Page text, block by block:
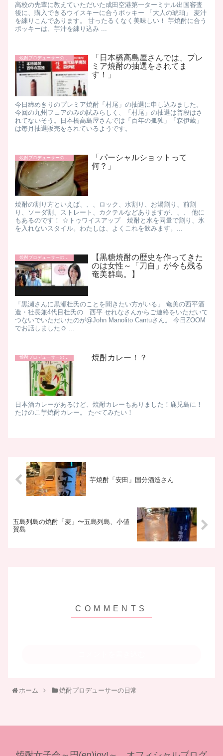
高校の先輩に教えていただいた成田空港第一ターミナル出国審査
後に、購入できるウイスキーに合うポッキー 「大人の琥珀」 麦汁
を練りこんであります。 甘ったるくなく美味しい！ 芋焼酎に合う
ポッキーは、芋汁を練り込み ...
「日本橋高島屋さんでは、プレ
ミア焼酎の抽選をされてま
す！」
今日締めきりのプレミア焼酎「村尾」の抽選に申し込みました。
今回の九州フェアのみの試みらしく、「村尾」の抽選は普段はさ
れてないそう。日本橋高島屋さんでは「百年の孤独」「森伊蔵」
は毎月抽選販売をされているようです。
焼酎プロデューサーの日常
「パーシャルショットって
何？」
焼酎の割り方といえば、、、ロック、水割り、お湯割り、前割
り、ソーダ割、ストレート、カクテルなどありますが、、、 他に
もあるのです！ ☆トゥワイスアップ 焼酎と水を同量で割り、氷
を入れないスタイル。わたしは、よくこれを飲みます。...
焼酎プロデューサーの日常
【黒糖焼酎の歴史を作ってきた
のは女性～「刀自」が今も残る
奄美群島。】
「黒瀬さんに黒瀬杜氏のことを聞きたい方がいる」 奄美の西平酒
造・社長兼4代目杜氏の 西平 せれなさんからご連絡をいただいて
つないでいただいたのが@John Manolito Cantuさん。 今日ZOOM
でお話しました☺ ...
焼酎プロデューサーの日常 焼酎カレー！？
日本酒カレーがあるけど、焼酎カレーもありました！鹿児島に！
たけのこ芋焼酎カレー。 たべてみたい！
芋焼酎「安田」国分酒造さん
五島列島の焼酎「麦」〜五島列島、小値
賀島
ホーム 焼酎プロデューサーの日常